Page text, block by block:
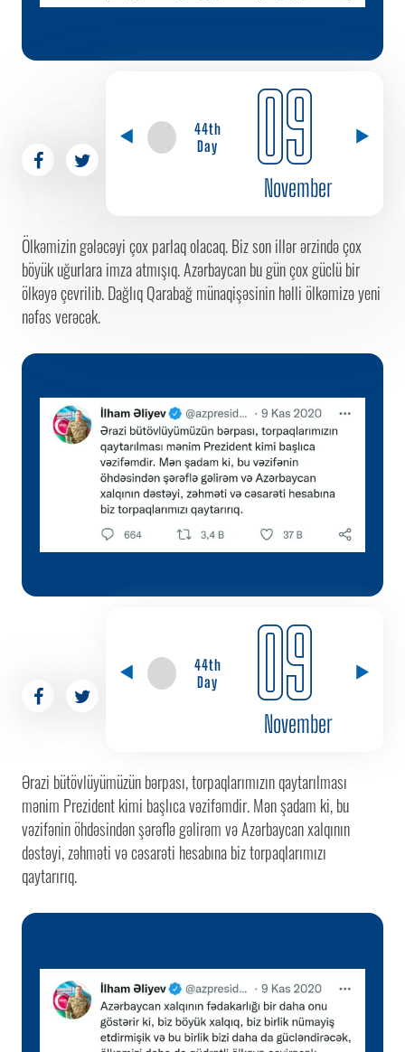
44th
Day
09
November
Ölkəmizin gələcəyi çox parlaq olacaq. Biz son illər ərzində çox
böyük uğurlara imza atmışıq. Azərbaycan bu gün çox güclü bir
ölkəyə çevrilib. Dağlıq Qarabağ münaqişəsinin həlli ölkəmizə yeni
nəfəs verəcək.
44th
Day
09
November
Ərazi bütövlüyümüzün bərpası, torpaqlarımızın qaytarılması
mənim Prezident kimi başlıca vəzifəmdir. Mən şadam ki, bu
vəzifənin öhdəsindən şərəflə gəlirəm və Azərbaycan xalqının
dəstəyi, zəhməti və cəsarəti hesabına biz torpaqlarımızı
qaytarırıq.